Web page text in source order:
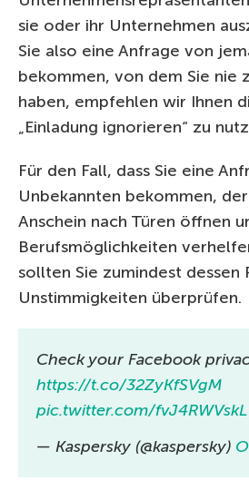
sie oder ihr Unternehmen
Sie also eine Anfrage von
bekommen, von dem Sie nie
haben, empfehlen wir Ihnen
„Einladung ignorieren“ zu
Für den Fall, dass Sie eine
Unbekannten bekommen,
Anschein nach Türen öffnen
Berufsmöglichkeiten
sollten Sie zumindest
Unstimmigkeiten überprüfen.
Check your Facebook
https://t.co/32ZyKfSVgM
pic.twitter.com/fvJ4RWVskL
— Kaspersky (@kaspersky)